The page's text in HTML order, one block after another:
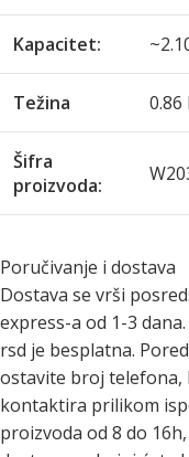
Kapacitet:
Težina
Šifra
proizvoda:
Poručivanje i dostava
Dostava se vrši
express-a od 1-3
rsd je besplatna.
ostavite broj telefona,
kontaktira prilikom
proizvoda od 8 do